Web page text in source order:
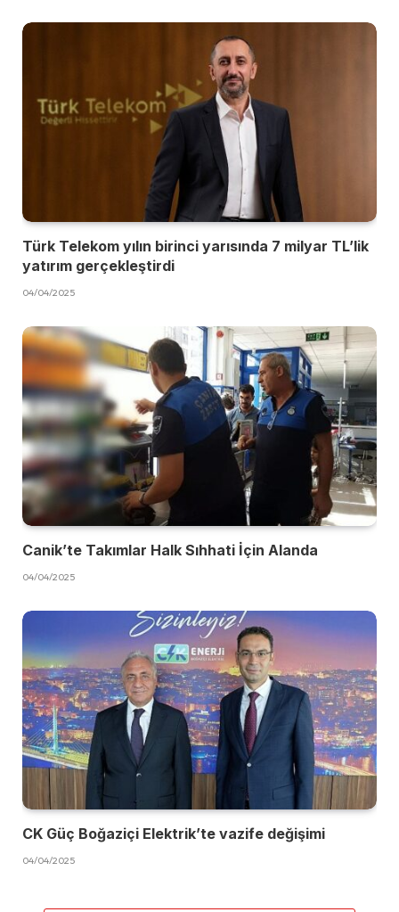
Türk Telekom yılın birinci yarısında 7 milyar TL’lik
yatırım gerçekleştirdi
04/04/2025
Canik’te Takımlar Halk Sıhhati İçin Alanda
04/04/2025
CK Güç Boğaziçi Elektrik’te vazife değişimi
04/04/2025